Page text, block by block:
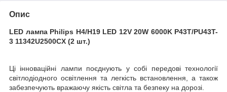
Опис
LED лампа Philips H4/H19 LED 12V 20W 6000K P43T/PU43T-
3 11342U2500CX (2 шт.)
Ці інноваційні лампи поєднують у собі передові технології
світлодіодного освітлення та легкість встановлення, а також
забезпечують вражаючу якість світла та безпеку на дорозі.